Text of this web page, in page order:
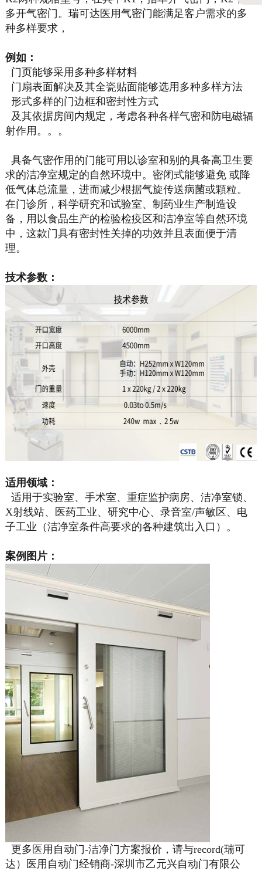
多开气密门。瑞可达医用气密门能满足客户需求的多
种多样要求，
例如：
门页能够采用多种多样材料
门扇表面解决及其全瓷贴面能够选用多种多样方法
形式多样的门边框和密封性方式
及其依据房间内规定，考虑各种各样气密和防电磁辐
射作用。。。
具备气密作用的门能可用以诊室和别的具备高卫生要
求的洁净室规定的自然环境中。密闭式能够避免 或降
低气体总流量，进而减少根据气旋传送病菌或顆粒。
在门诊所，科学研究和试验室、制药业生产制造设
备，用以食品生产的检验检疫区和洁净室等自然环境
中，这款门具有密封性关掉的功效并且表面便于清
理。
技术参数：
适用领域：
适用于实验室、手术室、重症监护病房、洁净室锁、
X射线站、医药工业、研究中心、录音室/声敏区、电
子工业（洁净室条件高要求的各种建筑出入口）。
案例图片：
更多医用自动门-洁净门方案报价，请与record(瑞可
达）医用自动门经销商-深圳市乙元兴自动门有限公